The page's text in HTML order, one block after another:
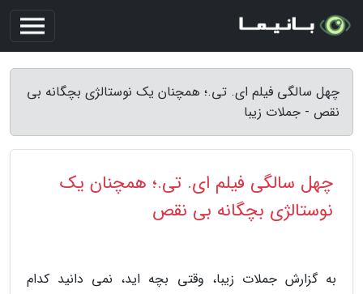
چهل سالگی فیلم ای. تی.؛ همچنان یک نوستالژی بچگانه بی
نقص - جملات زیبا
چهل سالگی فیلم ای. تی.؛ همچنان یک
نوستالژی بچگانه بی نقص
به گزارش جملات زیبا، وقتی بچه اید، نمی دانید کدام